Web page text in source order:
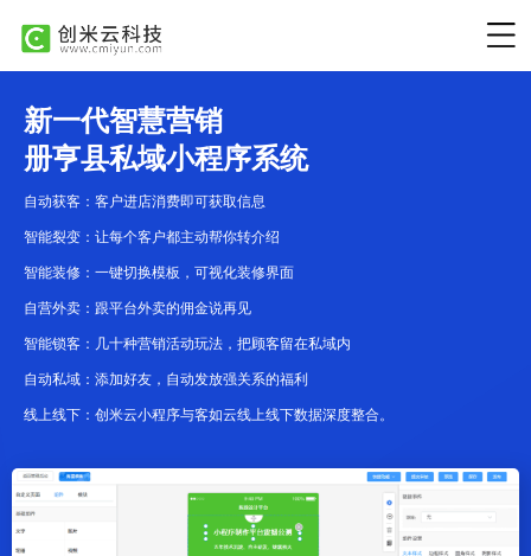
新一代智慧营销
册亨县私域小程序系统
自动获客：客户进店消费即可获取信息
智能裂变：让每个客户都主动帮你转介绍
智能装修：一键切换模板，可视化装修界面
自营外卖：跟平台外卖的佣金说再见
智能锁客：几十种营销活动玩法，把顾客留在私域内
自动私域：添加好友，自动发放强关系的福利
线上线下：创米云小程序与客如云线上线下数据深度整合。